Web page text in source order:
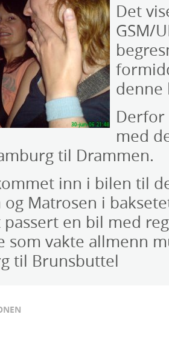
Det
GSM/
denne
Derfor
med
til Drammen.
inn i bilen til
Matrosen i
en bil med
som vakte allmenn
til Brunsbuttel